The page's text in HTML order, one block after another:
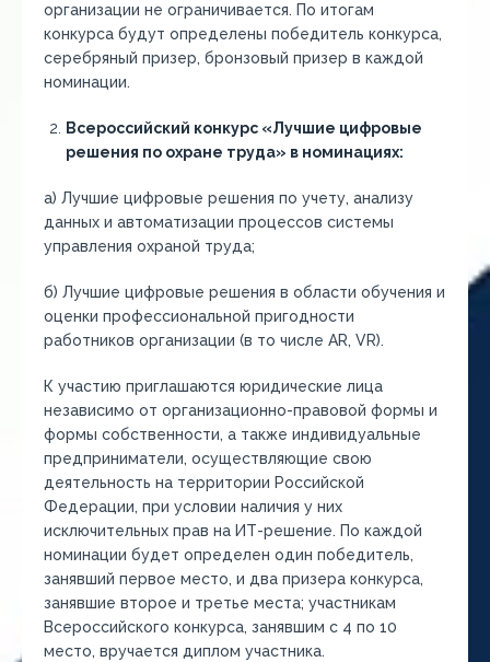
организации не ограничивается. По итогам
конкурса будут определены победитель конкурса,
серебряный призер, бронзовый призер в каждой
номинации.
Всероссийский конкурс «Лучшие цифровые
решения по охране труда» в номинациях:
а) Лучшие цифровые решения по учету, анализу
данных и автоматизации процессов системы
управления охраной труда;
б) Лучшие цифровые решения в области обучения и
оценки профессиональной пригодности
работников организации (в то числе AR, VR).
К участию приглашаются юридические лица
независимо от организационно-правовой формы и
формы собственности, а также индивидуальные
предприниматели, осуществляющие свою
деятельность на территории Российской
Федерации, при условии наличия у них
исключительных прав на ИТ-решение. По каждой
номинации будет определен один победитель,
занявший первое место, и два призера конкурса,
занявшие второе и третье места; участникам
Всероссийского конкурса, занявшим с 4 по 10
место, вручается диплом участника.